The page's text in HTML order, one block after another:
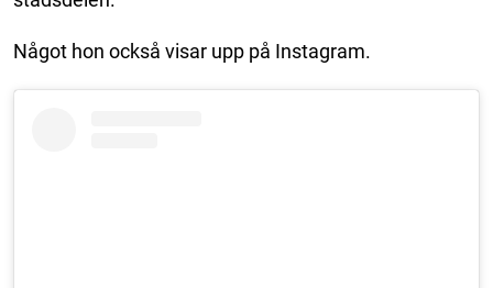
Något hon också visar upp på Instagram.